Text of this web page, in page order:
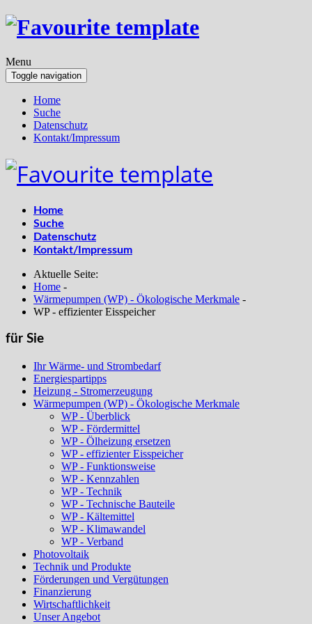
Menu
Toggle navigation
Home
Suche
Datenschutz
Kontakt/Impressum
Home
Suche
Datenschutz
Kontakt/Impressum
Aktuelle Seite:
Home -
Wärmepumpen (WP) - Ökologische Merkmale -
WP - effizienter Eisspeicher
für Sie
Ihr Wärme- und Strombedarf
Energiespartipps
Heizung - Stromerzeugung
Wärmepumpen (WP) - Ökologische Merkmale
WP - Überblick
WP - Fördermittel
WP - Ölheizung ersetzen
WP - effizienter Eisspeicher
WP - Funktionsweise
WP - Kennzahlen
WP - Technik
WP - Technische Bauteile
WP - Kältemittel
WP - Klimawandel
WP - Verband
Photovoltaik
Technik und Produkte
Förderungen und Vergütungen
Finanzierung
Wirtschaftlichkeit
Unser Angebot